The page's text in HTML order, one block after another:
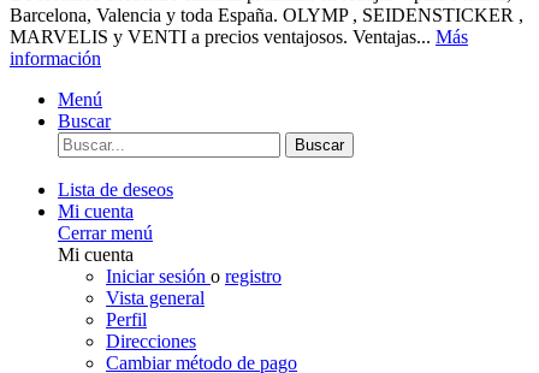
Barcelona, Valencia y toda España. OLYMP , SEIDENSTICKER ,
MARVELIS y VENTI a precios ventajosos. Ventajas... Más
información
Menú
Buscar
Buscar
Lista de deseos
Mi cuenta
Cerrar menú
Mi cuenta
Iniciar sesión o registro
Vista general
Perfil
Direcciones
Cambiar método de pago